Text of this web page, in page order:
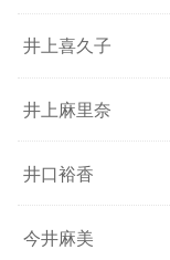
井上喜久子
井上麻里奈
井口裕香
今井麻美